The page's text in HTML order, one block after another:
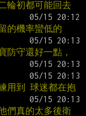
輪初都可能回去
的機率蠻低的
防守還好一點，
用到 球迷都在抱
們真的太多後衛